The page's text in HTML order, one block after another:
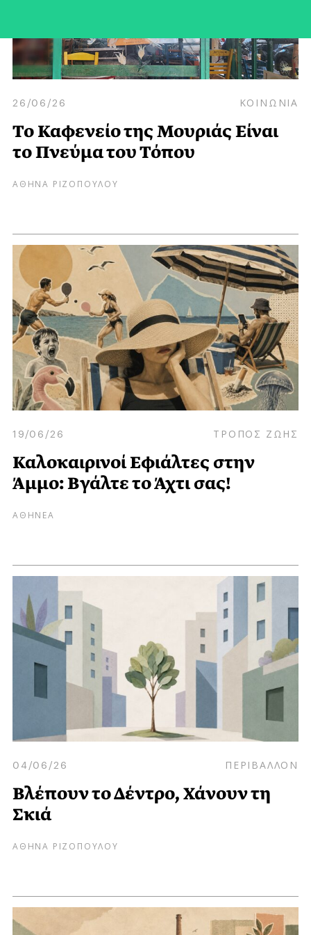
26/06/26 ΚΟΙΝΩΝΙΑ
Το Καφενείο της Μουριάς Είναι
το Πνεύμα του Τόπου
ΑΘΗΝΑ ΡΙΖΟΠΟΥΛΟΥ
19/06/26 ΤΡΟΠΟΣ ΖΩΗΣ
Καλοκαιρινοί Εφιάλτες στην
Άμμο: Βγάλτε το Άχτι σας!
ΑΘΗΝΕΑ
04/06/26 ΠΕΡΙΒΑΛΛΟΝ
Βλέπουν το Δέντρο, Χάνουν τη
Σκιά
ΑΘΗΝΑ ΡΙΖΟΠΟΥΛΟΥ